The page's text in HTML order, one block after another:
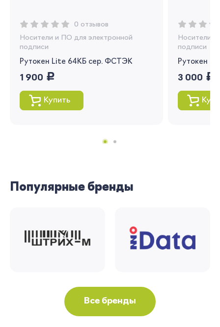
0 отзывов
Носители и ПО для электронной
подписи
Рутокен Lite 64КБ сер. ФСТЭК
1 900 руб.
Купить
Носители
подписи
Рутокен
3 000 руб.
Популярные бренды
Все бренды
Вернуться
Забыли свой пароль?
рекомендации